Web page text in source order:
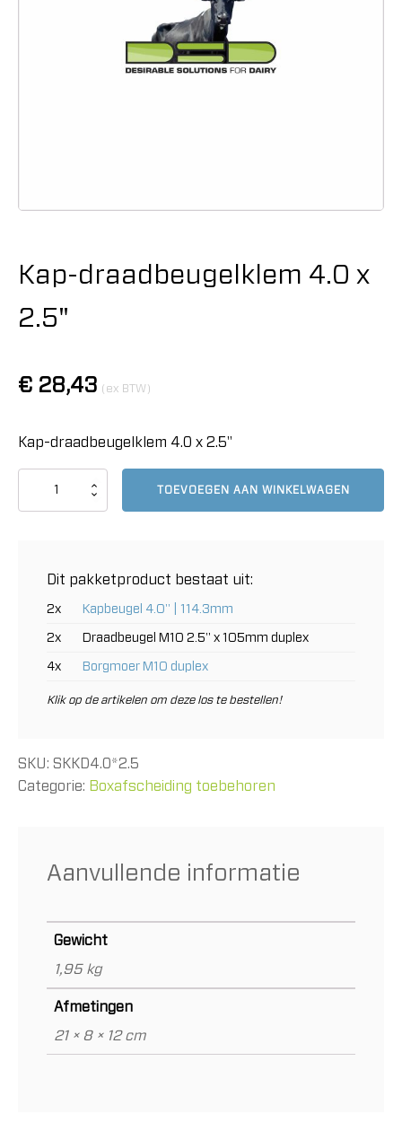
Kap-draadbeugelklem 4.0 x
2.5"
€ 28,43 (ex BTW)
Kap-draadbeugelklem 4.0 x 2.5"
TOEVOEGEN AAN WINKELWAGEN
Dit pakketproduct bestaat uit:
2x Kapbeugel 4.0" | 114.3mm
2x Draadbeugel M10 2.5" x 105mm duplex
4x Borgmoer M10 duplex
Klik op de artikelen om deze los te bestellen!
SKU: SKKD4.0*2.5
Categorie: Boxafscheiding toebehoren
Aanvullende informatie
Gewicht
1,95 kg
Afmetingen
21 × 8 × 12 cm